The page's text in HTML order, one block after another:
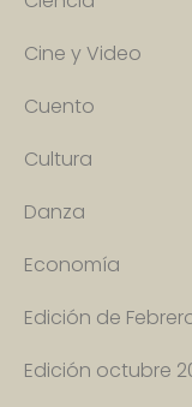
Cine y Video
Cuento
Cultura
Danza
Economía
Edición de
Edición octubre